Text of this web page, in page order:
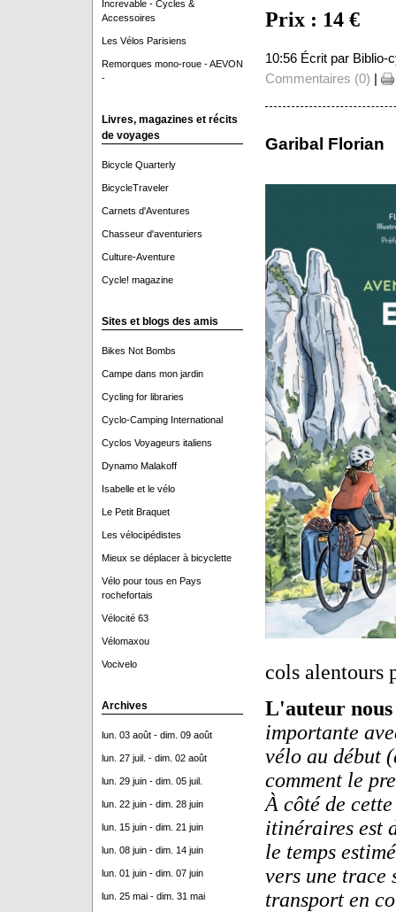
Increvable - Cycles &
Accessoires
Les Vélos Parisiens
Remorques mono-roue - AEVON
-
Livres, magazines et récits
de voyages
Bicycle Quarterly
BicycleTraveler
Carnets d'Aventures
Chasseur d'aventuriers
Culture-Aventure
Cycle! magazine
Sites et blogs des amis
Bikes Not Bombs
Campe dans mon jardin
Cycling for libraries
Cyclo-Camping International
Cyclos Voyageurs italiens
Dynamo Malakoff
Isabelle et le vélo
Le Petit Braquet
Les vélocipédistes
Mieux se déplacer à bicyclette
Vélo pour tous en Pays
rochefortais
Vélocité 63
Vélomaxou
Vocivelo
Archives
lun. 03 août - dim. 09 août
lun. 27 juil. - dim. 02 août
lun. 29 juin - dim. 05 juil.
lun. 22 juin - dim. 28 juin
lun. 15 juin - dim. 21 juin
lun. 08 juin - dim. 14 juin
lun. 01 juin - dim. 07 juin
lun. 25 mai - dim. 31 mai
Prix : 14 €
10:56 Écrit par Biblio-
Commentaires (0) |
Garibal Florian
cols
L'auteur nous
importante
vélo au début
comment le
À côté de
itinéraires est
le temps
vers une trace
transport en